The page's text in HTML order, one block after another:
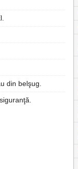
din belşug.